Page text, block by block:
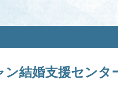
ン結婚支援センタ